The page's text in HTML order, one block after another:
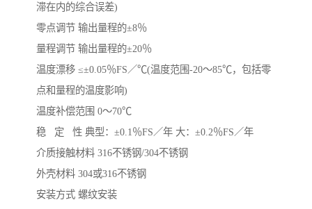
滞在内的综合误差)
零点调节 输出量程的±8％
量程调节 输出量程的±20％
温度漂移 ≤±0.05％FS／℃(温度范围-20～85℃，包括零
点和量程的温度影响)
温度补偿范围 0～70℃
稳 定 性 典型：±0.1％FS／年 大：±0.2％FS／年
介质接触材料 316不锈钢/304不锈钢
外壳材料 304或316不锈钢
安装方式 螺纹安装